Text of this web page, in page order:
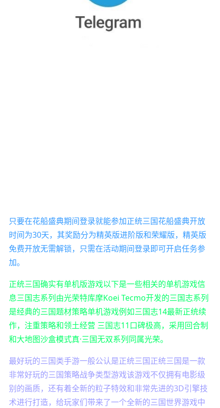
只要在花船盛典期间登录就能参加正统三国花船盛典开放
时间为30天，其奖励分为精英版进阶版和荣耀版，精英版
免费开放无需解锁，只需在活动期间登录即可开启任务参
加。
正统三国确实有单机版游戏以下是一些相关的单机游戏信
息三国志系列由光荣特库摩Koei Tecmo开发的三国志系列
是经典的三国题材策略单机游戏例如三国志14最新正统续
作，注重策略和领土经营 三国志11口碑极高，采用回合制
和大地图沙盒模式真·三国无双系列同属光荣。
最好玩的三国类手游一般公认是正统三国正统三国是一款
非常好玩的三国策略战争类型游戏该游戏不仅拥有电影级
别的画质，还有着全新的粒子特效和非常先进的3D引擎技
术进行打造，给玩家们带来了一个全新的三国世界游戏中